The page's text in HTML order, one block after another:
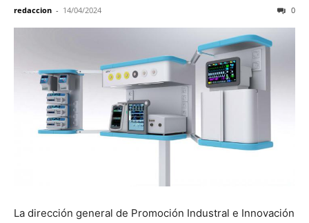
redaccion - 14/04/2024 0
La dirección general de Promoción Industral e Innovación